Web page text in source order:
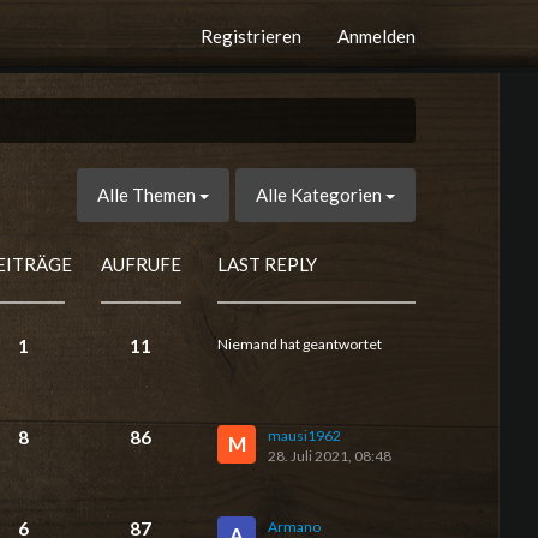
Registrieren Anmelden
Alle Kategorien
Alle Themen
AUFRUFE LAST REPLY
1 11 Niemand hat geantwortet
8 86 M
mausi1962
28. Juli 2021, 08:48
6 87 Armano